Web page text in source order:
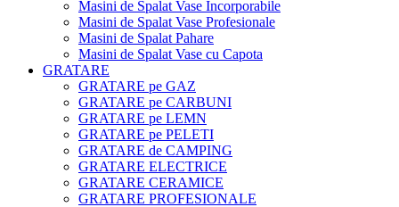
Masini de Spalat Vase Incorporabile
Masini de Spalat Vase Profesionale
Masini de Spalat Pahare
Masini de Spalat Vase cu Capota
GRATARE
GRATARE pe GAZ
GRATARE pe CARBUNI
GRATARE pe LEMN
GRATARE pe PELETI
GRATARE de CAMPING
GRATARE ELECTRICE
GRATARE CERAMICE
GRATARE PROFESIONALE